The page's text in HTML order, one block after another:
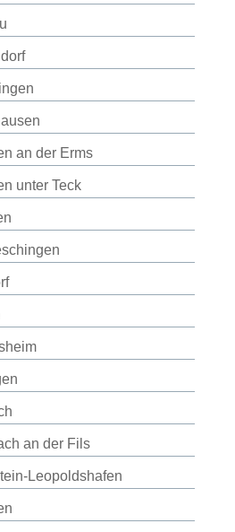
an der Erms
unter Teck
an der Fils
Leopoldshafen